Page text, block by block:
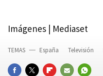
Imágenes | Mediaset
TEMAS España Televisión